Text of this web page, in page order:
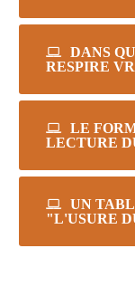
DANS
RESPIRE
LE
LECTURE
UN
"L'USURE